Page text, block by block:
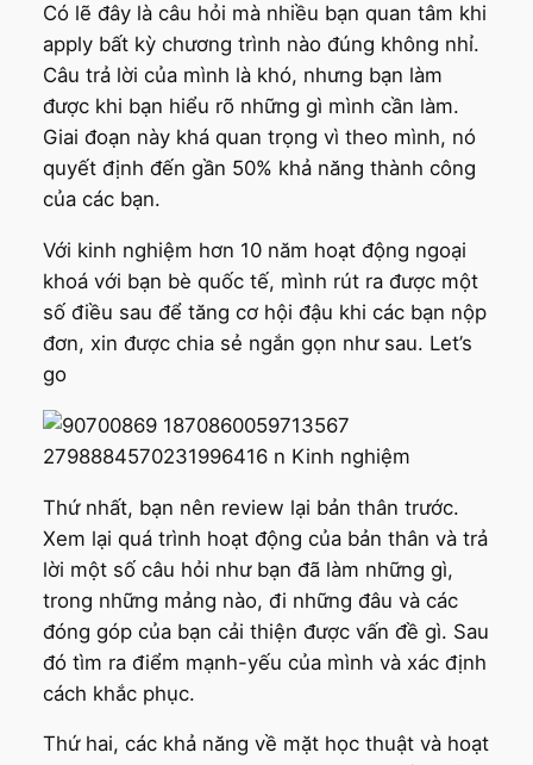
Có lẽ đây là câu hỏi mà nhiều bạn quan tâm khi
apply bất kỳ chương trình nào đúng không nhỉ.
Câu trả lời của mình là khó, nhưng bạn làm
được khi bạn hiểu rõ những gì mình cần làm.
Giai đoạn này khá quan trọng vì theo mình, nó
quyết định đến gần 50% khả năng thành công
của các bạn.
Với kinh nghiệm hơn 10 năm hoạt động ngoại
khoá với bạn bè quốc tế, mình rút ra được một
số điều sau để tăng cơ hội đậu khi các bạn nộp
đơn, xin được chia sẻ ngắn gọn như sau. Let’s
go
Thứ nhất, bạn nên review lại bản thân trước.
Xem lại quá trình hoạt động của bản thân và trả
lời một số câu hỏi như bạn đã làm những gì,
trong những mảng nào, đi những đâu và các
đóng góp của bạn cải thiện được vấn đề gì. Sau
đó tìm ra điểm mạnh-yếu của mình và xác định
cách khắc phục.
Thứ hai, các khả năng về mặt học thuật và hoạt